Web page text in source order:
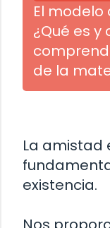
El
¿Qué es
de la
La amistad
existencia.